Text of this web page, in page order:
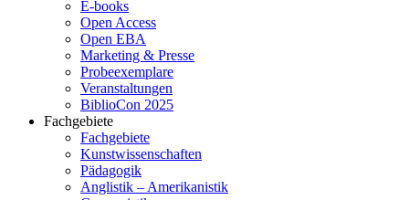
E-books
Open Access
Open EBA
Marketing & Presse
Probeexemplare
Veranstaltungen
BiblioCon 2025
Fachgebiete
Fachgebiete
Kunstwissenschaften
Pädagogik
Anglistik – Amerikanistik